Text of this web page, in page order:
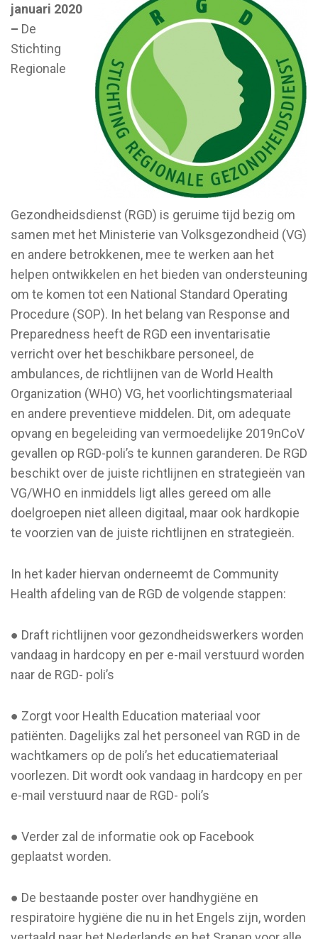
januari 2020
– De
Stichting
Regionale
Gezondheidsdienst (RGD) is geruime tijd bezig om
samen met het Ministerie van Volksgezondheid (VG)
en andere betrokkenen, mee te werken aan het
helpen ontwikkelen en het bieden van ondersteuning
om te komen tot een National Standard Operating
Procedure (SOP). In het belang van Response and
Preparedness heeft de RGD een inventarisatie
verricht over het beschikbare personeel, de
ambulances, de richtlijnen van de World Health
Organization (WHO) VG, het voorlichtingsmateriaal
en andere preventieve middelen. Dit, om adequate
opvang en begeleiding van vermoedelijke 2019nCoV
gevallen op RGD-poli’s te kunnen garanderen. De RGD
beschikt over de juiste richtlijnen en strategieën van
VG/WHO en inmiddels ligt alles gereed om alle
doelgroepen niet alleen digitaal, maar ook hardkopie
te voorzien van de juiste richtlijnen en strategieën.
In het kader hiervan onderneemt de Community
Health afdeling van de RGD de volgende stappen:
● Draft richtlijnen voor gezondheidswerkers worden
vandaag in hardcopy en per e-mail verstuurd worden
naar de RGD- poli’s
● Zorgt voor Health Education materiaal voor
patiënten. Dagelijks zal het personeel van RGD in de
wachtkamers op de poli’s het educatiemateriaal
voorlezen. Dit wordt ook vandaag in hardcopy en per
e-mail verstuurd naar de RGD- poli’s
● Verder zal de informatie ook op Facebook
geplaatst worden.
● De bestaande poster over handhygiëne en
respiratoire hygiëne die nu in het Engels zijn, worden